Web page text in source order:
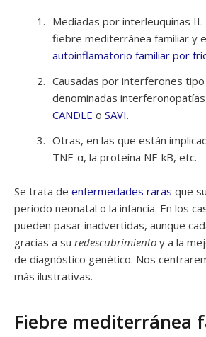
Mediadas por interleuquinas
fiebre mediterránea familiar y
autoinflamatorio familiar por
Causadas por interferones
denominadas
CANDLE o SAVI.
Otras, en las que están
TNF-α, la proteína NF-kB, etc.
Se trata de enfermedades raras que
periodo neonatal o la infancia. En los
pueden pasar inadvertidas, aunque
gracias a su redescubrimiento y a la
de diagnóstico genético. Nos
más ilustrativas.
Fiebre mediterránea